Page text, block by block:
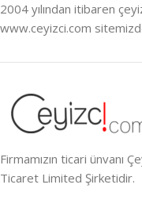
2004 yılından itibaren
www.ceyizci.com
Firmamızın ticari ünvanı
Ticaret Limited Şirketidir.